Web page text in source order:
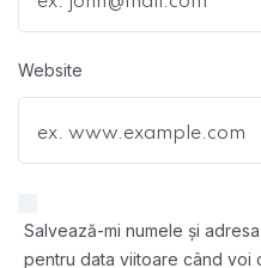
Website
Salvează-mi numele și
pentru data viitoare când voi